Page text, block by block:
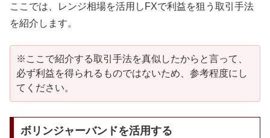
ここでは、レンジ相場を活用しFXで利益を狙う取引手法
を紹介します。
※ここで紹介する取引手法を真似したからと言って、
必ず利益を得られるものではないため、参考程度にし
てください。
ボリンジャーバンドを活用する